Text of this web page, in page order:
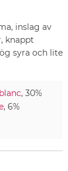
inslag av
knappt
syra och lite
, 30%
, 6%